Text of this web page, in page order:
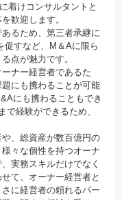
着けコンサルタントと
歓迎します。
るため、第三者承継に
促すなど、M＆Aに限ら
点が魅力です。
ナー経営者であるた
にも携わることが可能
にも携わることもでき
で経験ができるため、
、総資産が数百億円の
々な個性を持つオーナ
実務スキルだけでなく
て、オーナー経営者と
に経営者の頼れるパー